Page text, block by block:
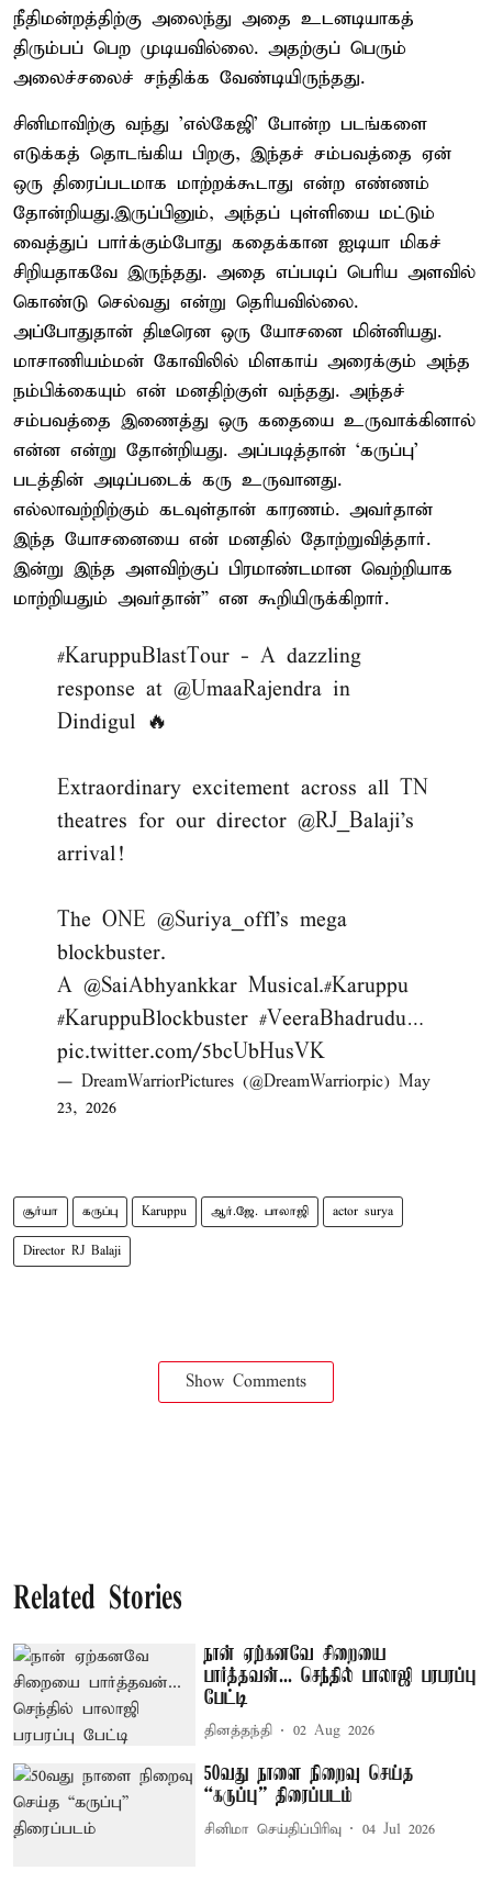
நீதிமன்றத்திற்கு அலைந்து அதை உடனடியாகத்
திரும்பப் பெற முடியவில்லை. அதற்குப் பெரும்
அலைச்சலைச் சந்திக்க வேண்டியிருந்தது.
சினிமாவிற்கு வந்து 'எல்கேஜி' போன்ற படங்களை
எடுக்கத் தொடங்கிய பிறகு, இந்தச் சம்பவத்தை ஏன்
ஒரு திரைப்படமாக மாற்றக்கூடாது என்ற எண்ணம்
தோன்றியது.இருப்பினும், அந்தப் புள்ளியை மட்டும்
வைத்துப் பார்க்கும்போது கதைக்கான ஐடியா மிகச்
சிறியதாகவே இருந்தது. அதை எப்படிப் பெரிய அளவில்
கொண்டு செல்வது என்று தெரியவில்லை.
அப்போதுதான் திடீரென ஒரு யோசனை மின்னியது.
மாசாணியம்மன் கோவிலில் மிளகாய் அரைக்கும் அந்த
நம்பிக்கையும் என் மனதிற்குள் வந்தது. அந்தச்
சம்பவத்தை இணைத்து ஒரு கதையை உருவாக்கினால்
என்ன என்று தோன்றியது. அப்படித்தான் ‘கருப்பு’
படத்தின் அடிப்படைக் கரு உருவானது.
எல்லாவற்றிற்கும் கடவுள்தான் காரணம். அவர்தான்
இந்த யோசனையை என் மனதில் தோற்றுவித்தார்.
இன்று இந்த அளவிற்குப் பிரமாண்டமான வெற்றியாக
மாற்றியதும் அவர்தான்” என கூறியிருக்கிறார்.
#KaruppuBlastTour - A dazzling
response at @UmaaRajendra in
Dindigul 🔥
Extraordinary excitement across all TN
theatres for our director @RJ_Balaji's
arrival!
The ONE @Suriya_offl's mega
blockbuster.
A @SaiAbhyankkar Musical.#Karuppu
#KaruppuBlockbuster #VeeraBhadrudu…
pic.twitter.com/5bcUbHusVK
— DreamWarriorPictures (@DreamWarriorpic) May
23, 2026
சூர்யா கருப்பு Karuppu ஆர்.ஜே. பாலாஜி actor surya
Director RJ Balaji
Show Comments
Related Stories
நான் ஏற்கனவே சிறையை
பார்த்தவன்... செந்தில் பாலாஜி பரபரப்பு
பேட்டி
தினத்தந்தி 02 Aug 2026
50வது நாளை நிறைவு செய்த
“கருப்பு” திரைப்படம்
சினிமா செய்திப்பிரிவு 04 Jul 2026